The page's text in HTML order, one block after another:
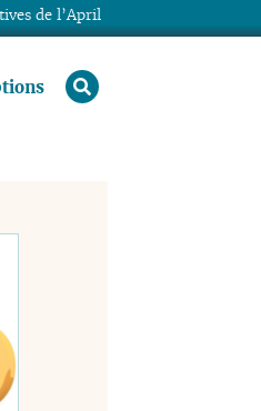
rechercher
de l’April